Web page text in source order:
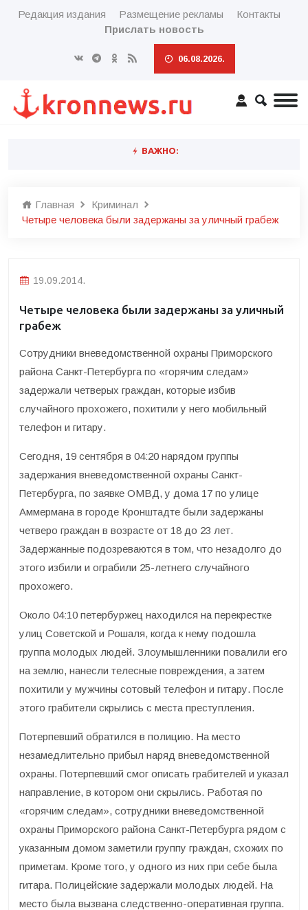
Редакция издания Размещение рекламы
Контакты
Прислать новость
06.08.2026.
ВАЖНО:
Главная
Криминал
Четыре человека были задержаны за уличный грабеж
19.09.2014.
Четыре человека были задержаны за уличный
грабеж
Сотрудники вневедомственной охраны Приморского
района Санкт-Петербурга по «горячим следам»
задержали четверых граждан, которые избив
случайного прохожего, похитили у него мобильный
телефон и гитару.
Сегодня, 19 сентября в 04:20 нарядом группы
задержания вневедомственной охраны Санкт-
Петербурга, по заявке ОМВД, у дома 17 по улице
Аммермана в городе Кронштадте были задержаны
четверо граждан в возрасте от 18 до 23 лет.
Задержанные подозреваются в том, что незадолго до
этого избили и ограбили 25-летнего случайного
прохожего.
Около 04:10 петербуржец находился на перекрестке
улиц Советской и Рошаля, когда к нему подошла
группа молодых людей. Злоумышленники повалили его
на землю, нанесли телесные повреждения, а затем
похитили у мужчины сотовый телефон и гитару. После
этого грабители скрылись с места преступления.
Потерпевший обратился в полицию. На место
незамедлительно прибыл наряд вневедомственной
охраны. Потерпевший смог описать грабителей и указал
направление, в котором они скрылись. Работая по
«горячим следам», сотрудники вневедомственной
охраны Приморского района Санкт-Петербурга рядом с
указанным домом заметили группу граждан, схожих по
приметам. Кроме того, у одного из них при себе была
гитара. Полицейские задержали молодых людей. На
место была вызвана следственно-оперативная группа.